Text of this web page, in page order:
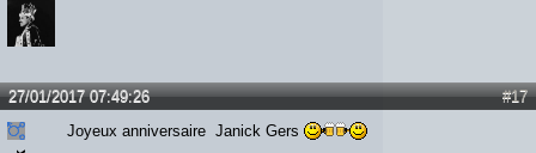
#17
27/01/2017 07:49:26
Joyeux anniversaire Janick Gers